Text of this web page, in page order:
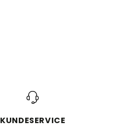
KUNDESERVICE